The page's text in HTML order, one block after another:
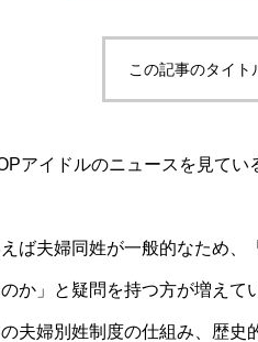
この記事のタイト
アイドルのニュースを見て
ば夫婦同姓が一般的なため
か」と疑問を持つ方が増えて
夫婦別姓制度の仕組み、歴史